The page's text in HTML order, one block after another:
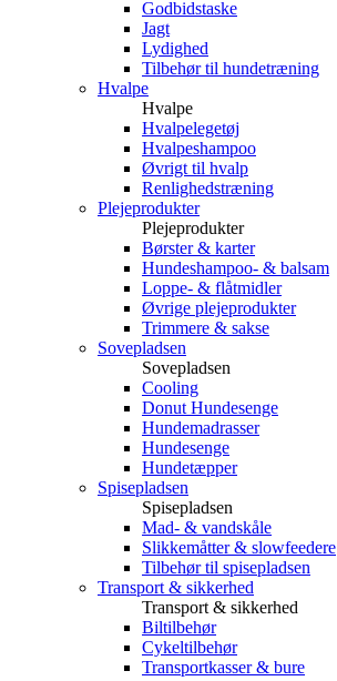
Godbidstaske
Jagt
Lydighed
Tilbehør til hundetræning
Hvalpe
Hvalpe
Hvalpelegetøj
Hvalpeshampoo
Øvrigt til hvalp
Renlighedstræning
Plejeprodukter
Plejeprodukter
Børster & karter
Hundeshampoo- & balsam
Loppe- & flåtmidler
Øvrige plejeprodukter
Trimmere & sakse
Sovepladsen
Sovepladsen
Cooling
Donut Hundesenge
Hundemadrasser
Hundesenge
Hundetæpper
Spisepladsen
Spisepladsen
Mad- & vandskåle
Slikkemåtter & slowfeedere
Tilbehør til spisepladsen
Transport & sikkerhed
Transport & sikkerhed
Biltilbehør
Cykeltilbehør
Transportkasser & bure